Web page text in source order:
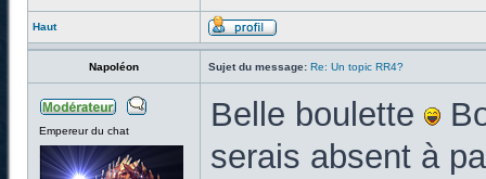
Haut
Napoléon Sujet du message: Re: Un topic RR4?
Empereur du chat Belle boulette
serais absent à